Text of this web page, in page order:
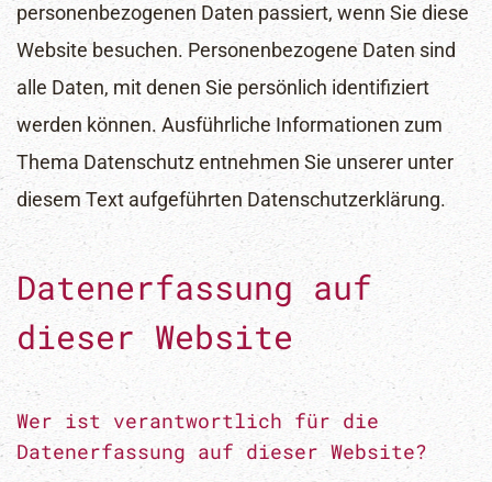
personenbezogenen Daten passiert, wenn Sie diese
Website besuchen. Personenbezogene Daten sind
alle Daten, mit denen Sie persönlich identifiziert
werden können. Ausführliche Informationen zum
Thema Datenschutz entnehmen Sie unserer unter
diesem Text aufgeführten Datenschutzerklärung.
Datenerfassung auf
dieser Website
Wer ist verantwortlich für die
Datenerfassung auf dieser Website?